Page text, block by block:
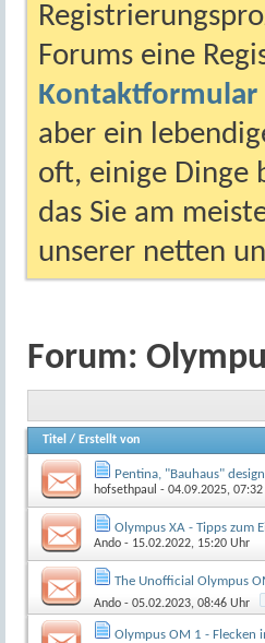
Forums eine
Kontaktformular
aber ein
oft, einige Dinge
das Sie am
unserer netten
Forum:
Titel / Erstellt von
Pentina, "Bauhaus"
hofsethpaul - 04.09.2025,
Olympus XA - Tipps zum
Ando - 15.02.2022, 15:20 Uhr
The Unofficial Olympus
Ando - 05.02.2023, 08:46 Uhr
Olympus OM 1 - Flecken